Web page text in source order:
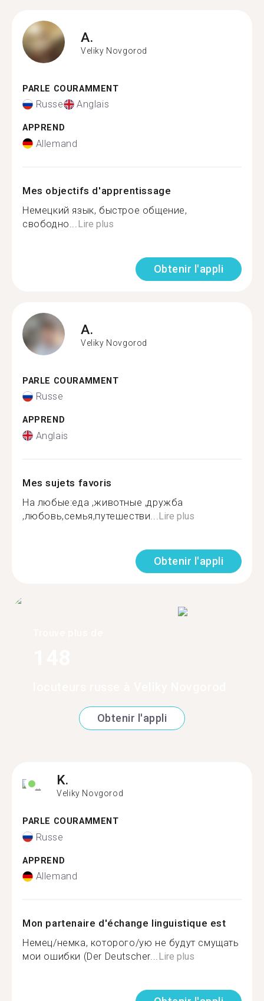
A.
Veliky Novgorod
PARLE COURAMMENT
Russe Anglais
APPREND
Allemand
Mes objectifs d'apprentissage
Немецкий язык, быстрое общение,
свободно... Lire plus
Obtenir l'appli
A.
Veliky Novgorod
PARLE COURAMMENT
Russe
APPREND
Anglais
Mes sujets favoris
На любые:еда ,животные ,дружба
,любовь,семья,путешестви... Lire plus
Obtenir l'appli
Obtenir l'appli
K.
Veliky Novgorod
PARLE COURAMMENT
Russe
APPREND
Allemand
Mon partenaire d'échange linguistique est
Немец/немка, которого/ую не будут смущать
мои ошибки (Der Deutscher...Lire plus